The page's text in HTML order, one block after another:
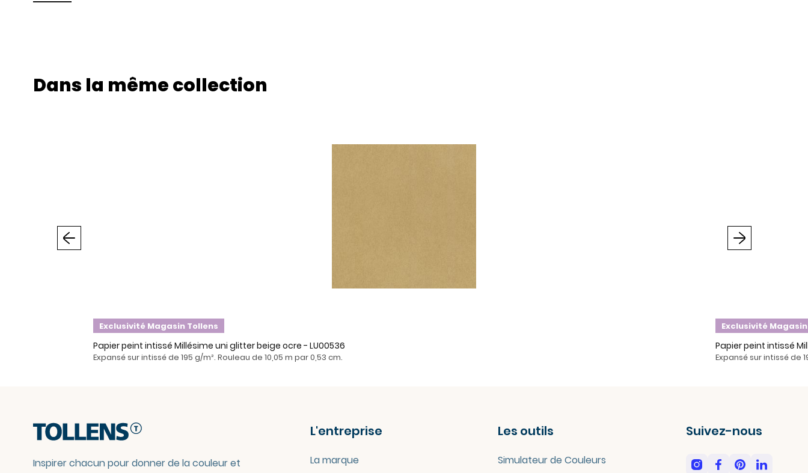
Dans la même collection
Exclusivité Magasin Tollens
Papier peint intissé Millésime uni glitter beige ocre - LU00536
Expansé sur intissé de 195 g/m². Rouleau de 10,05 m par 0,53 cm.
Exclusivité
Papier peint intissé
Expansé sur intissé de
Inspirer chacun pour donner de la couleur et
L'entreprise
La marque
Les outils
Simulateur de Couleurs
Suivez-nous